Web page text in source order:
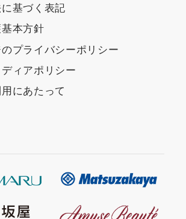
基づく表記
本方針
プライバシーポリシー
ィアポリシー
にあたって